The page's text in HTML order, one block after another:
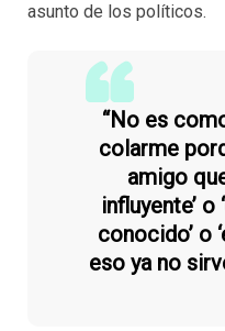
asunto de los políticos.
“No es
colarme
amigo
influyente’ o
conocido’ o
eso ya no